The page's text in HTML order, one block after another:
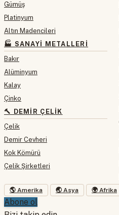
Gümüş
Platinyum
Altın Madencileri
🏭 SANAYI METALLERI
Bakır
Alüminyum
Kalay
Çinko
🔨 DEMIR ÇELIK
Çelik
Demir Cevheri
Kok Kömürü
Çelik Şirketleri
🌎 Amerika 🌏 Asya 🌍 Afrika
Abone ol